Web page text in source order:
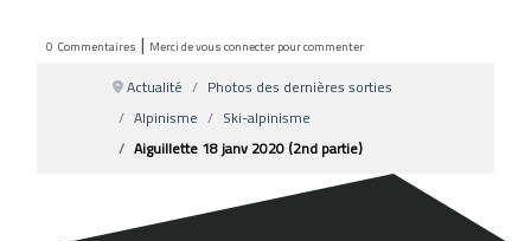
0 Commentaires | Merci de vous connecter pour commenter
Actualité
Photos des dernières sorties
Alpinisme
Ski-alpinisme
Aiguillette 18 janv 2020 (2nd partie)